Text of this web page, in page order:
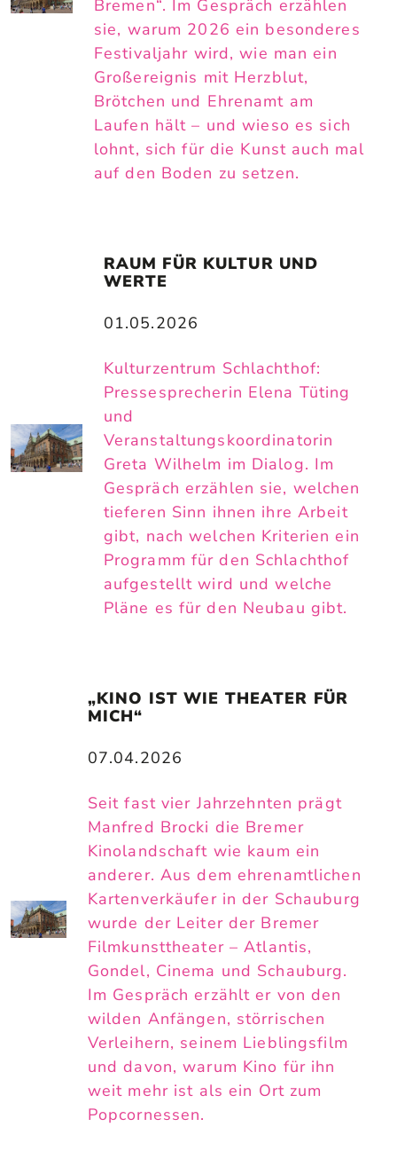
Bremen“. Im Gespräch erzählen
sie, warum 2026 ein besonderes
Festivaljahr wird, wie man ein
Großereignis mit Herzblut,
Brötchen und Ehrenamt am
Laufen hält – und wieso es sich
lohnt, sich für die Kunst auch mal
auf den Boden zu setzen.
RAUM FÜR KULTUR UND
WERTE
01.05.2026
Kulturzentrum Schlachthof:
Pressesprecherin Elena Tüting
und
Veranstaltungskoordinatorin
Greta Wilhelm im Dialog. Im
Gespräch erzählen sie, welchen
tieferen Sinn ihnen ihre Arbeit
gibt, nach welchen Kriterien ein
Programm für den Schlachthof
aufgestellt wird und welche
Pläne es für den Neubau gibt.
„KINO IST WIE THEATER FÜR
MICH“
07.04.2026
Seit fast vier Jahrzehnten prägt
Manfred Brocki die Bremer
Kinolandschaft wie kaum ein
anderer. Aus dem ehrenamtlichen
Kartenverkäufer in der Schauburg
wurde der Leiter der Bremer
Filmkunsttheater – Atlantis,
Gondel, Cinema und Schauburg.
Im Gespräch erzählt er von den
wilden Anfängen, störrischen
Verleihern, seinem Lieblingsfilm
und davon, warum Kino für ihn
weit mehr ist als ein Ort zum
Popcornessen.